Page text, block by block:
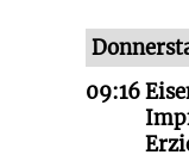
09:16